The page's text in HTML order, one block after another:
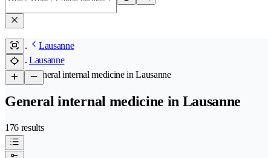
Lausanne
Lausanne
/General internal medicine in Lausanne
General internal medicine in Lausanne
176 results